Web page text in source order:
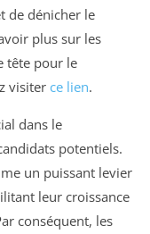
de dénicher le
plus sur les
tête pour le
visiter ce lien.
dans le
potentiels.
un puissant levier
leur croissance
conséquent, les